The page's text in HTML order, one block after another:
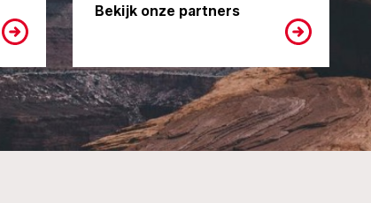
Bekijk onze partners